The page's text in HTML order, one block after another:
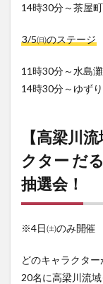
14時30分～茶屋
3/5㈰のステージ
11時30分～水島
14時30分～ゆず
【高梁川
クター だ
抽選会！
※4日㈯のみ開催
どのキャラクタ
20名に高梁川流